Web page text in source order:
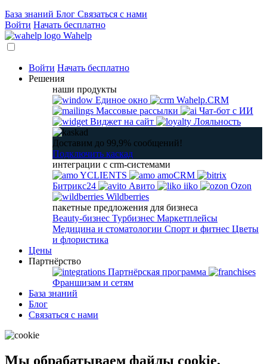
База знаний Блог Связаться с нами
Войти Начать бесплатно
Wahelp
Войти Начать бесплатно
Решения
наши продукты
Единое окно
Wahelp.CRM
Массовые рассылки
Чат-бот с ИИ
Виджет на сайт
Лояльность
Доставим до 99,9% сообщений!
Подключить каскад
интеграции с crm-системами
YCLIENTS
amoCRM
Битрикс24
Авито iiko
Ozon
Wildberries
пакетные предложения для бизнеса
Beauty-бизнес Турбизнес Маркетплейсы
Медицина и стоматологии Спорт и фитнес Цветы
и флористика
Цены
Партнёрство
Партнёрская программа
Франшизам и сетям
База знаний
Блог
Связаться с нами
Мы обрабатываем файлы cookie,